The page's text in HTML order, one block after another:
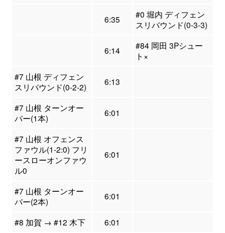
6:35
#0 堀内 ディフェン
スリバウンド(0-3-3)
6:14
#84 岡田 3Pシュー
ト×
#7 山根 ディフェン
スリバウンド(0-2-2)
6:13
#7 山根 ターンオー
バー(1本)
6:01
#7 山根 オフェンス
ファウル(1-2:0) フリ
ースローオンファウ
ル0
6:01
#7 山根 ターンオー
バー(2本)
6:01
#8 加賀 → #12 木下
6:01